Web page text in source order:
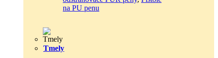
na PU penu
Tmely